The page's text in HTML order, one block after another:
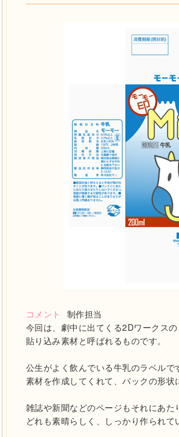
コメント
制作担当
今回は、劇中に出てくる2Dワークスの
貼り込み素材と呼ばれるものです。
公生がよく飲んでいる牛乳のラベル
素材を作成してくれて、パックの形
雑誌や新聞などのページもそれにあた
どれも素晴らしく、しっかり作られ